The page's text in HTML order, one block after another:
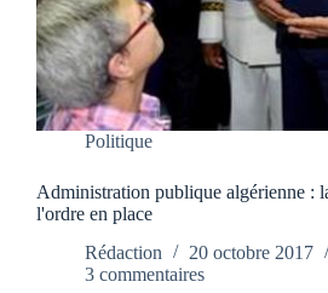
Politique
Administration publique algérienne :
l'ordre en place
Rédaction
20 octobre 2017
3 commentaires